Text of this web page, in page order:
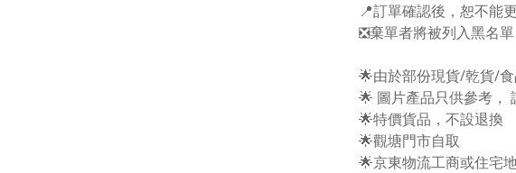
📍訂單確認後，恕不能
❎棄單者將被列入黑名單
🌟由於部份現貨/乾貨/
🌟 圖片產品只供參考，
🌟特價貨品，不設退換
🌟觀塘門市自取
🌟京東物流工商或住宅